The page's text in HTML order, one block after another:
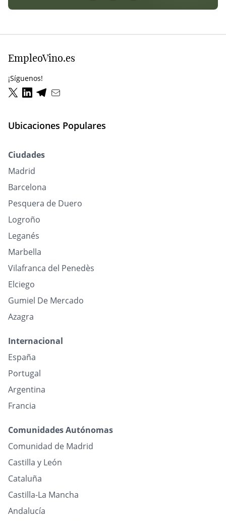
EmpleoVino.es
¡Síguenos!
Ubicaciones Populares
Ciudades
Madrid
Barcelona
Pesquera de Duero
Logroño
Leganés
Marbella
Vilafranca del Penedès
Elciego
Gumiel De Mercado
Azagra
Internacional
España
Portugal
Argentina
Francia
Comunidades Autónomas
Comunidad de Madrid
Castilla y León
Cataluña
Castilla-La Mancha
Andalucía